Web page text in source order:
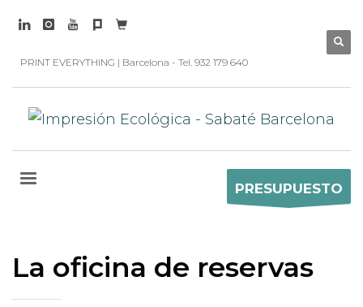
PRINT EVERYTHING | Barcelona - Tel. 932 179 640
PRESUPUESTO
La oficina de reservas